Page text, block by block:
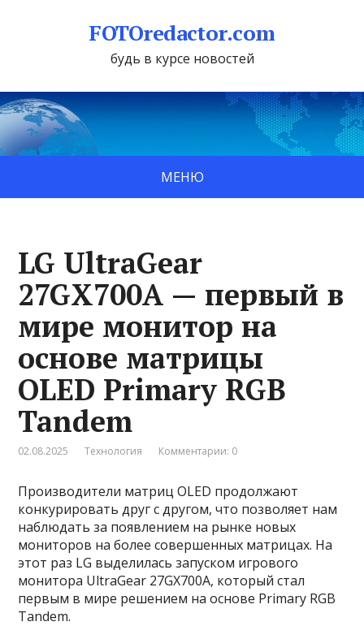
FOTOredactor.com
будь в курсе новостей
МЕНЮ
LG UltraGear
27GX700A — первый в
мире монитор на
основе матрицы
OLED Primary RGB
Tandem
02.08.2025 Технология Комментарии: 0
Производители матриц OLED продолжают
конкурировать друг с другом, что позволяет нам
наблюдать за появлением на рынке новых
мониторов на более совершенных матрицах. На
этот раз LG выделилась запуском игрового
монитора UltraGear 27GX700A, который стал
первым в мире решением на основе Primary RGB
Tandem.